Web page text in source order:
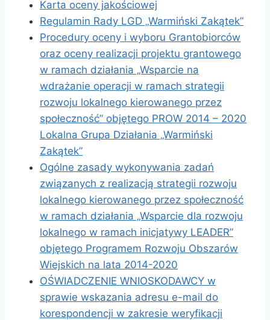
Karta oceny jakościowej
Regulamin Rady LGD „Warmiński Zakątek”
Procedury oceny i wyboru Grantobiorców
oraz oceny realizacji projektu grantowego
w ramach działania „Wsparcie na
wdrażanie operacji w ramach strategii
rozwoju lokalnego kierowanego przez
społeczność” objętego PROW 2014 – 2020
Lokalna Grupa Działania „Warmiński
Zakątek”
Ogólne zasady wykonywania zadań
związanych z realizacją strategii rozwoju
lokalnego kierowanego przez społeczność
w ramach działania „Wsparcie dla rozwoju
lokalnego w ramach inicjatywy LEADER”
objętego Programem Rozwoju Obszarów
Wiejskich na lata 2014-2020
OŚWIADCZENIE WNIOSKODAWCY w
sprawie wskazania adresu e-mail do
korespondencji w zakresie weryfikacji